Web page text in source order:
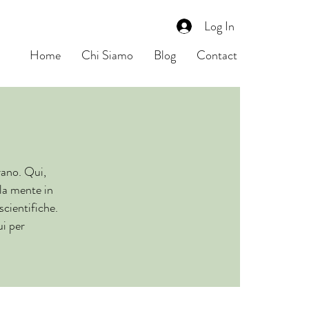
Log In
Home
Chi Siamo Blog Contact
Qui,
mente in
per